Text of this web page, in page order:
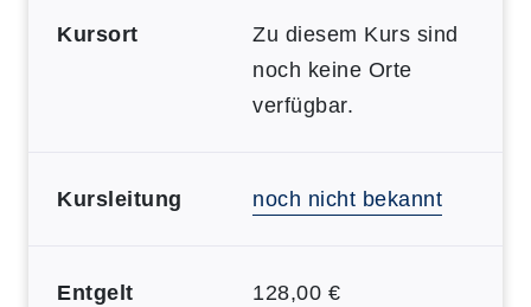
Kursort
Zu diesem Kurs sind
noch keine Orte
verfügbar.
Kursleitung noch nicht bekannt
Entgelt 128,00 €